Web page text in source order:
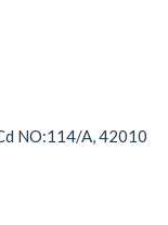
NO:114/A, 42010